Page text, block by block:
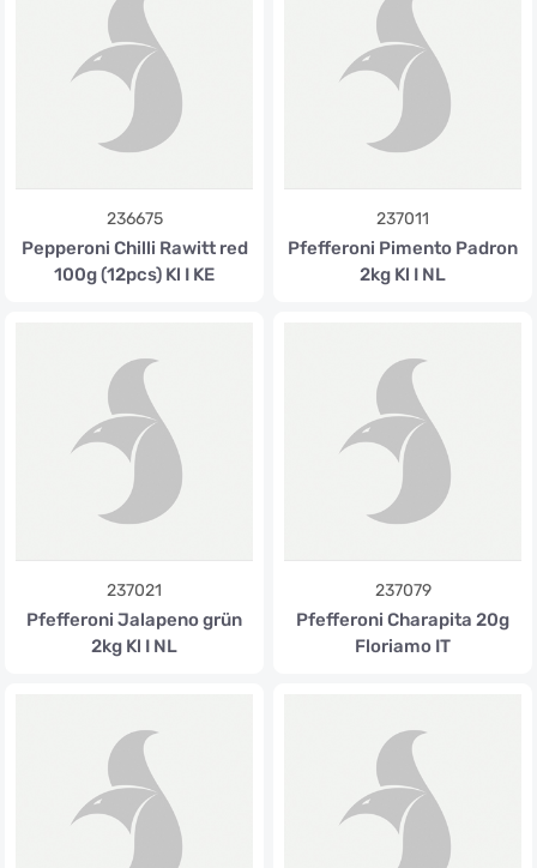
236675
Pepperoni Chilli Rawitt red
100g (12pcs) Kl I KE
237011
Pfefferoni Pimento Padron
2kg Kl I NL
237021
Pfefferoni Jalapeno grün
2kg Kl I NL
237079
Pfefferoni Charapita 20g
Floriamo IT